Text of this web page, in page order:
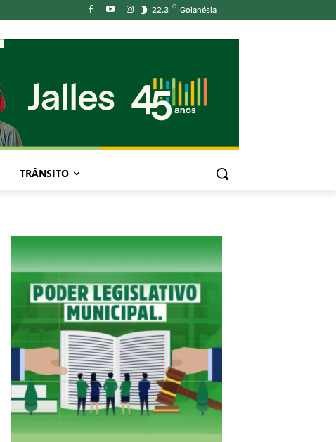
22.3 C Goianésia
TRÂNSITO